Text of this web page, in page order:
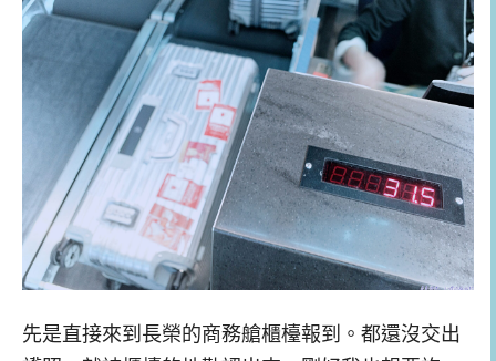
先是直接來到長榮的商務艙櫃檯報到。都還沒交出